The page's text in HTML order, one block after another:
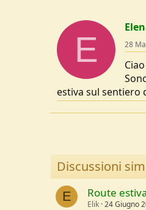
o
e
D
s
c
u
n
e
d
o
E 28
estiva sul sentiero
Discussioni
E Route
Elik 24 Giugno